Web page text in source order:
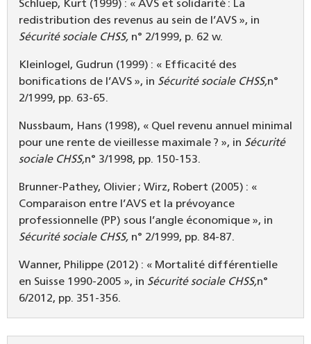
Schluep, Kurt (1999) : « AVS et solidarité : La
redistribution des revenus au sein de l’AVS », in
Sécurité sociale CHSS, n° 2/1999, p. 62 w.
Kleinlogel, Gudrun (1999) : « Efficacité des
bonifications de l’AVS », in Sécurité sociale CHSS,n°
2/1999, pp. 63-65.
Nussbaum, Hans (1998), « Quel revenu annuel minimal
pour une rente de vieillesse maximale ? », in Sécurité
sociale CHSS,n° 3/1998, pp. 150-153.
Brunner-Pathey, Olivier ; Wirz, Robert (2005) : «
Comparaison entre l’AVS et la prévoyance
professionnelle (PP) sous l’angle économique », in
Sécurité sociale CHSS, n° 2/1999, pp. 84-87.
Wanner, Philippe (2012) : « Mortalité différentielle
en Suisse 1990-2005 », in Sécurité sociale CHSS,n°
6/2012, pp. 351-356.